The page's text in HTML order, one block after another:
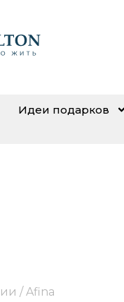
Идеи подарков
/ Afina